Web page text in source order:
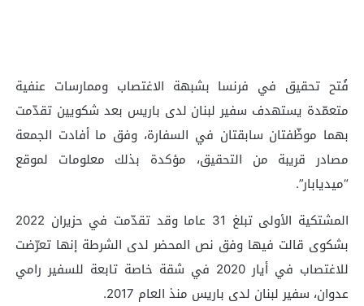
فُتح تحقيق في فرنسا بشبهة الاغتصاب وممارسات عنفية
متعمّدة يستهدف سفير لبنان لدى باريس بعد شكويين تقدّمت
بهما موظّفتان سابقتان في السفارة، وفق ما أفادت الجمعة
مصادر قريبة من التحقيق، مؤكدة بذلك معلومات لموقع
“ميديابار”.
المشتكية الأولى تبلغ 31 عاما وقد تقدّمت في حزيران 2022
بشكوى قالت فيها وفق نص المحضر لدى الشرطة إنها تعرّضت
للاغتصاب في أيار 2020 في شقة خاصة تابعة للسفير رامي
عدوان، سفير لبنان لدى باريس منذ العام 2017.